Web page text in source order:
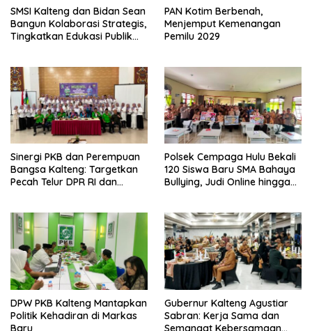
SMSI Kalteng dan Bidan Sean
Bangun Kolaborasi Strategis,
Tingkatkan Edukasi Publik
PAN Kotim Berbenah,
Menjemput Kemenangan
Pemilu 2029
Sinergi PKB dan Perempuan
Bangsa Kalteng: Targetkan
Pecah Telur DPR RI dan
Polsek Cempaga Hulu Bekali
120 Siswa Baru SMA Bahaya
Bullying, Judi Online hingga
DPW PKB Kalteng Mantapkan
Politik Kehadiran di Markas
Baru
Gubernur Kalteng Agustiar
Sabran: Kerja Sama dan
Semangat Kebersamaan